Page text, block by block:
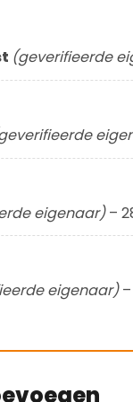
(geverifieerde
eigenaar) –
eigenaar) –